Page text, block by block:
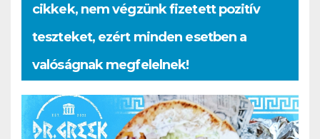
cikkek, nem végzünk fizetett pozitív
teszteket, ezért minden esetben a
valóságnak megfelelnek!